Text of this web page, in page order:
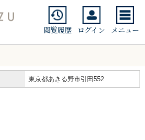
閲覧履歴 ログイン メニュー
東京都あきる野市引田552